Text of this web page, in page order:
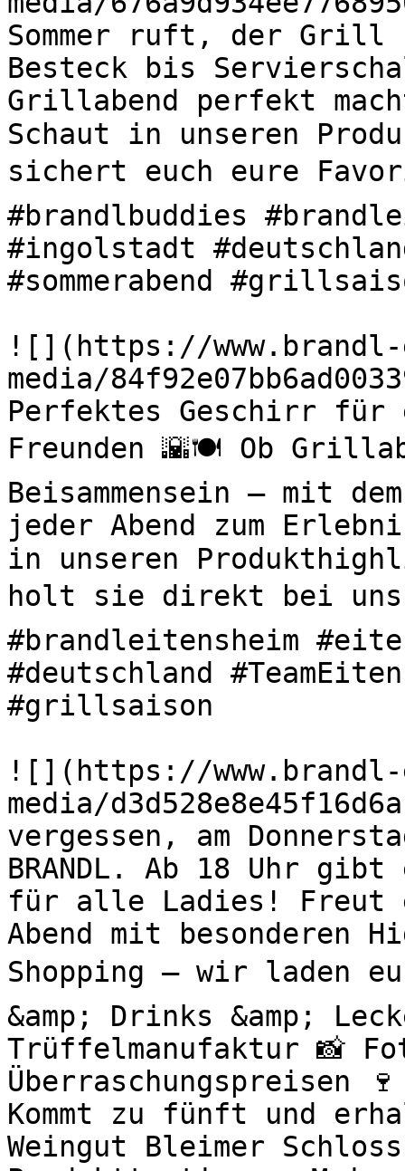
Sommer ruft, der Grill
Besteck bis
Grillabend perfekt
Schaut in unseren
sichert euch eure
#brandlbuddies
#ingolstadt
#sommerabend
![](https://
media/
Perfektes Geschirr für
Freunden 🌇🍽️ Ob
Beisammensein – mit
jeder Abend zum
in unseren
holt sie direkt bei uns
#brandleitensheim
#deutschland
#grillsaison
![](https://
media/
vergessen, am
BRANDL. Ab 18 Uhr
für alle Ladies! Freut
Abend mit besonderen
Shopping – wir laden
&amp; Drinks &amp;
Trüffelmanufaktur 📸
Überraschungspreisen
Kommt zu fünft und
Weingut Bleimer